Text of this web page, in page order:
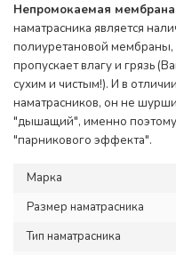
Непромокаемая
наматрасника является
полиуретановой мембраны,
пропускает влагу и грязь
сухим и чистым!). И в
наматрасников, он не
"дышащий", именно поэтому
"парникового эффекта".
Марка
Размер наматрасника
Тип наматрасника